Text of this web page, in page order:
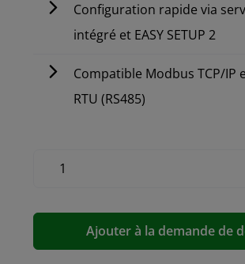
Configuration rapide via
intégré et EASY SETUP 2
Compatible Modbus TCP/IP
RTU (RS485)
Ajouter à la demande de